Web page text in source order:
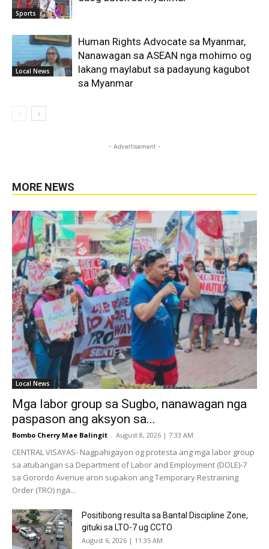
Sports
Local News
Human Rights Advocate sa Myanmar,
Nanawagan sa ASEAN nga mohimo og
lakang maylabut sa padayung kagubot
sa Myanmar
- Advertisement -
MORE NEWS
Local News
Mga labor group sa Sugbo, nanawagan nga
paspason ang aksyon sa...
Bombo Cherry Mae Balingit - August 8, 2026 | 7:33 AM
CENTRAL VISAYAS- Nagpahigayon og protesta ang mga labor group
sa atubangan sa Department of Labor and Employment (DOLE)-7
sa Gorordo Avenue aron supakon ang Temporary Restraining
Order (TRO) nga...
Positibong resulta sa Bantal Discipline Zone,
gituki sa LTO-7 ug CCTO
August 6, 2026 | 11:35 AM